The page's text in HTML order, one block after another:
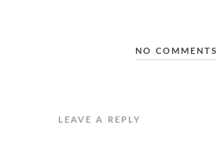
NO COMMENTS
LEAVE A REPLY